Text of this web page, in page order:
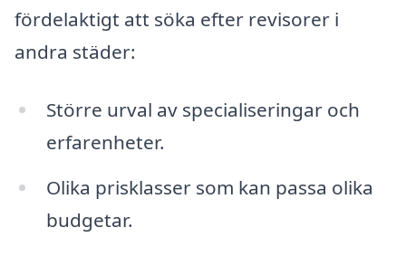
fördelaktigt att söka efter revisorer i
andra städer:
Större urval av specialiseringar och
erfarenheter.
Olika prisklasser som kan passa olika
budgetar.